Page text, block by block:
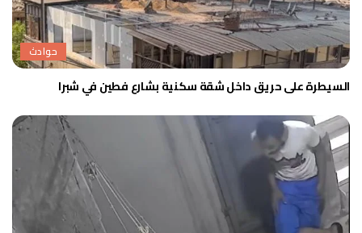
حوادث
السيطرة على حريق داخل شقة سكنية بشارع فطين في شبرا